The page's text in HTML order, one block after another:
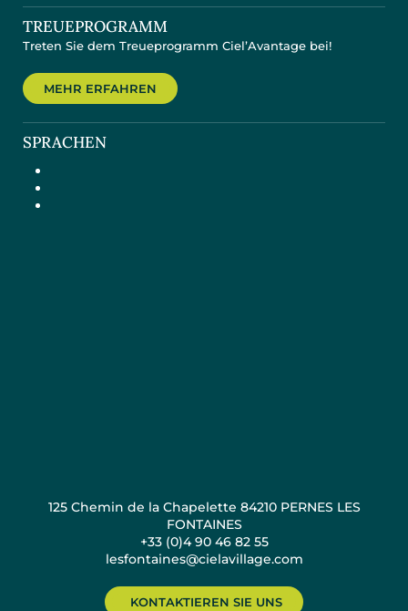
TREUEPROGRAMM
Treten Sie dem Treueprogramm Ciel’Avantage bei!
MEHR ERFAHREN
SPRACHEN
125 Chemin de la Chapelette 84210 PERNES LES
FONTAINES
+33 (0)4 90 46 82 55
lesfontaines@cielavillage.com
KONTAKTIEREN SIE UNS